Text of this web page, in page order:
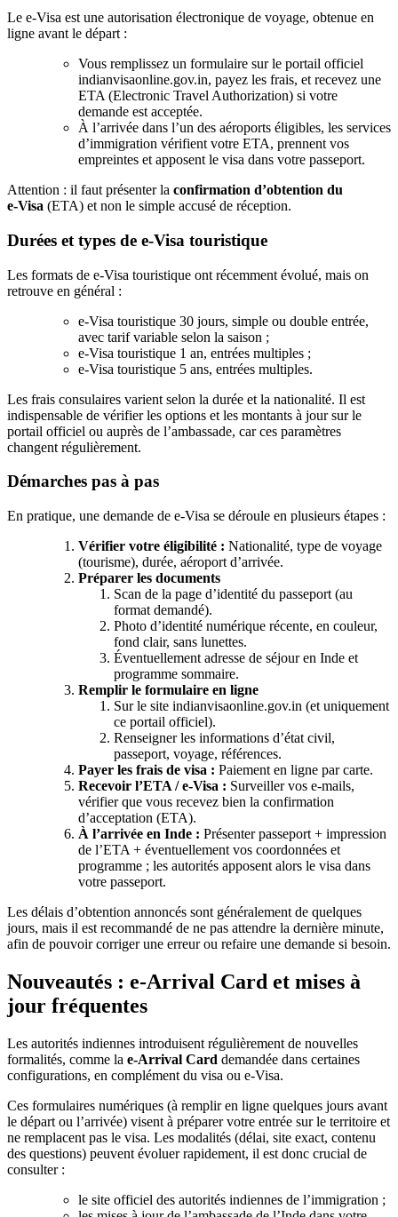
Le e‑Visa est une autorisation électronique de voyage, obtenue en
ligne avant le départ :
Vous remplissez un formulaire sur le portail officiel
indianvisaonline.gov.in, payez les frais, et recevez une
ETA (Electronic Travel Authorization) si votre
demande est acceptée.
À l’arrivée dans l’un des aéroports éligibles, les services
d’immigration vérifient votre ETA, prennent vos
empreintes et apposent le visa dans votre passeport.
Attention : il faut présenter la confirmation d’obtention du
e‑Visa (ETA) et non le simple accusé de réception.
Durées et types de e‑Visa touristique
Les formats de e‑Visa touristique ont récemment évolué, mais on
retrouve en général :
e‑Visa touristique 30 jours, simple ou double entrée,
avec tarif variable selon la saison ;
e‑Visa touristique 1 an, entrées multiples ;
e‑Visa touristique 5 ans, entrées multiples.
Les frais consulaires varient selon la durée et la nationalité. Il est
indispensable de vérifier les options et les montants à jour sur le
portail officiel ou auprès de l’ambassade, car ces paramètres
changent régulièrement.
Démarches pas à pas
En pratique, une demande de e‑Visa se déroule en plusieurs étapes :
Vérifier votre éligibilité : Nationalité, type de voyage
(tourisme), durée, aéroport d’arrivée.
Préparer les documents
Scan de la page d’identité du passeport (au
format demandé).
Photo d’identité numérique récente, en couleur,
fond clair, sans lunettes.
Éventuellement adresse de séjour en Inde et
programme sommaire.
Remplir le formulaire en ligne
Sur le site indianvisaonline.gov.in (et uniquement
ce portail officiel).
Renseigner les informations d’état civil,
passeport, voyage, références.
Payer les frais de visa : Paiement en ligne par carte.
Recevoir l’ETA / e‑Visa : Surveiller vos e‑mails,
vérifier que vous recevez bien la confirmation
d’acceptation (ETA).
À l’arrivée en Inde : Présenter passeport + impression
de l’ETA + éventuellement vos coordonnées et
programme ; les autorités apposent alors le visa dans
votre passeport.
Les délais d’obtention annoncés sont généralement de quelques
jours, mais il est recommandé de ne pas attendre la dernière minute,
afin de pouvoir corriger une erreur ou refaire une demande si besoin.
Nouveautés : e‑Arrival Card et mises à
jour fréquentes
Les autorités indiennes introduisent régulièrement de nouvelles
formalités, comme la e‑Arrival Card demandée dans certaines
configurations, en complément du visa ou e‑Visa.
Ces formulaires numériques (à remplir en ligne quelques jours avant
le départ ou l’arrivée) visent à préparer votre entrée sur le territoire et
ne remplacent pas le visa. Les modalités (délai, site exact, contenu
des questions) peuvent évoluer rapidement, il est donc crucial de
consulter :
le site officiel des autorités indiennes de l’immigration ;